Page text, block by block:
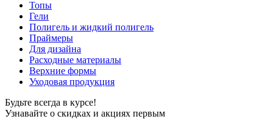
Топы
Гели
Полигель и жидкий полигель
Праймеры
Для дизайна
Расходные материалы
Верхние формы
Уходовая продукция
Будьте всегда в курсе!
Узнавайте о скидках и акциях первым